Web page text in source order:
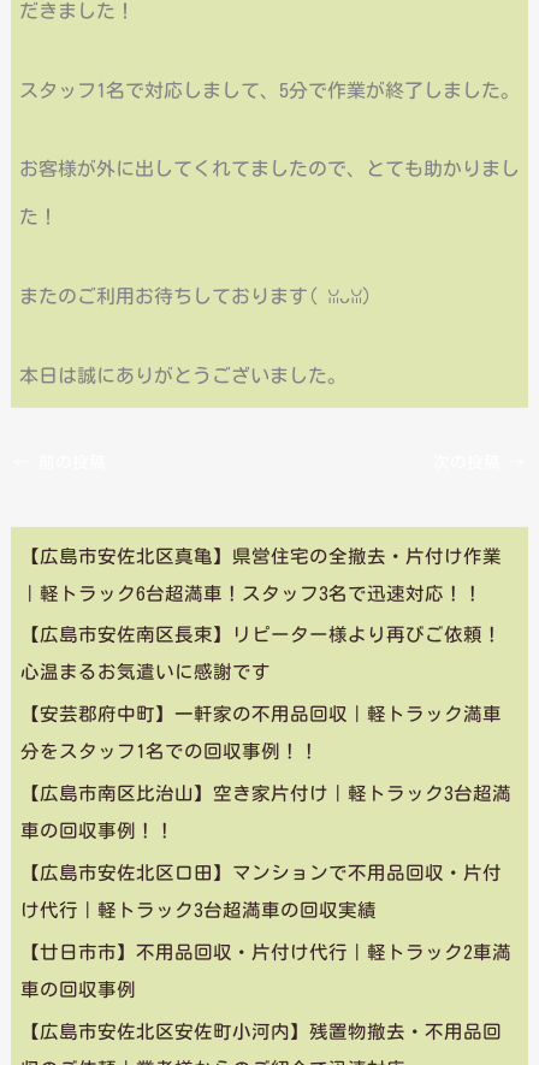
【広島市安佐北区真亀】県営住宅の全撤去・片付け作業
｜軽トラック6台超満車！スタッフ3名で迅速対応！！
【広島市安佐南区長束】リピーター様より再びご依頼！
心温まるお気遣いに感謝です
【安芸郡府中町】一軒家の不用品回収｜軽トラック満車
分をスタッフ1名での回収事例！！
【広島市南区比治山】空き家片付け｜軽トラック3台超満
車の回収事例！！
【広島市安佐北区口田】マンションで不用品回収・片付
け代行｜軽トラック3台超満車の回収実績
【廿日市市】不用品回収・片付け代行｜軽トラック2車満
車の回収事例
【広島市安佐北区安佐町小河内】残置物撤去・不用品回
だきました！
スタッフ1名で対応しまして、5分で作業が終了しました。
お客様が外に出してくれてましたので、とても助かりまし
た！
またのご利用お待ちしております(⁠ ⁠ꈍ⁠ᴗ⁠ꈍ⁠)
本日は誠にありがとうございました。